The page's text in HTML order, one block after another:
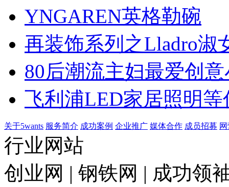
YNGAREN英格勒碗
再装饰系列之Lladro淑
80后潮流主妇最爱创
飞利浦LED家居照明等
关于5wants 服务简介 成功案例 企业推广 媒体合作 成员招募
行业网站
创业网 | 钢铁网 | 成功领